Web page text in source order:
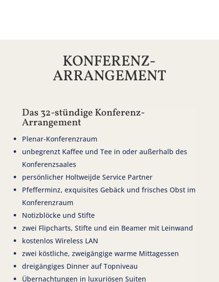
KONFERENZ-
ARRANGEMENT
Das 32-stündige Konferenz-
Arrangement
Plenar-Konferenzraum
unbegrenzt Kaffee und Tee in oder außerhalb des
Konferenzsaales
persönlicher Holtweijde Service Partner
Pfefferminz, exquisites Gebäck und frisches Obst im
Konferenzraum
Notizblöcke und Stifte
zwei Flipcharts, Stifte und ein Beamer mit Leinwand
kostenlos Wireless LAN
zwei köstliche, zweigängige warme Mittagessen
dreigängiges Dinner auf Topniveau
Übernachtungen in luxuriösen Suiten